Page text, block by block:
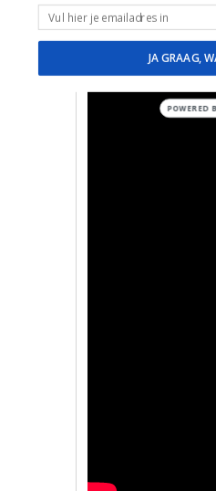
Sinterklaas filmpje
onthult wat hij
zichzelf heeft
JA GRAAG,